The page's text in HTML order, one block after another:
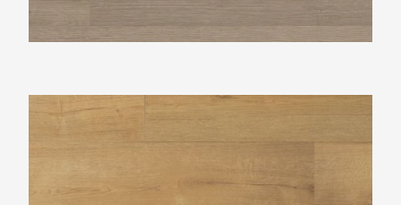
Douwes Dekker Plank kletskop PVC